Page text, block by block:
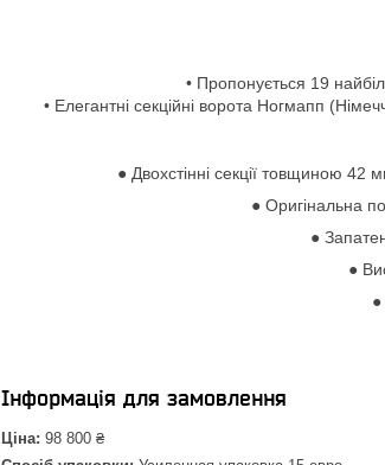
• Пропонується 19
• Елегантні секційні ворота Ногмапп
● Двохстінні секції товщиною 42
● Оригінальна
●
●
●
Інформація для замовлення
Ціна: 98 800 ₴